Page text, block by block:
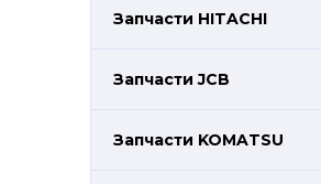
Запчасти HITACHI
Запчасти JCB
Запчасти KOMATSU